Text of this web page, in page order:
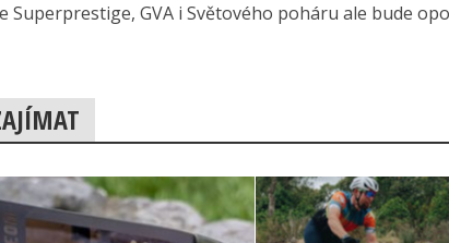
Superprestige, GVA i Světového poháru ale bude